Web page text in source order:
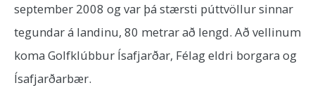
september 2008 og var þá stærsti púttvöllur sinnar
tegundar á landinu, 80 metrar að lengd. Að vellinum
koma Golfklúbbur Ísafjarðar, Félag eldri borgara og
Ísafjarðarbær.